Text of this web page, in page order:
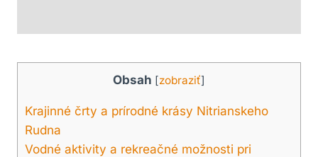
Obsah [zobraziť]
Krajinné črty a ⁢prírodné‍ krásy Nitrianskeho
Rudna
Vodné aktivity a ‍rekreačné možnosti pri